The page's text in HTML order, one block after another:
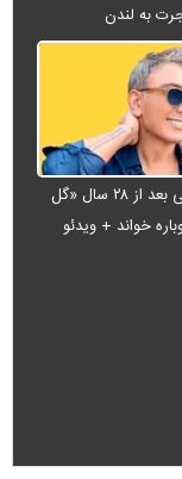
به لندن
شادمهر عقیلی بعد از ۲۸ سال «گل
خواند + ویدئو